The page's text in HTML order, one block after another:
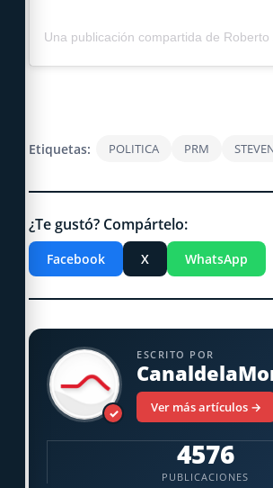
Etiquetas: POLITICA PRM
¿Te gustó? Compártelo:
Facebook X WhatsApp
✓
ESCRITO POR
Ver más artículos →
4576
PUBLICACIONES